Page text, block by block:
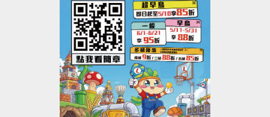
出場順序，不得異議。
（五）主辦單位保有延期舉辦比賽、調整場地及最終
（六）如有未盡事宜，依現場公告為主。
（七）洽詢專線：03-263-9066 #115、116
是讓你真正「學會游」
----------------------------
※包班課不在此優惠，登記時需先收費
※每位學生報名後課堂不得超過30堂(含現有課單)
※每期課程須於3個月內完成，逾期視同放棄(依定型
化契約為主)